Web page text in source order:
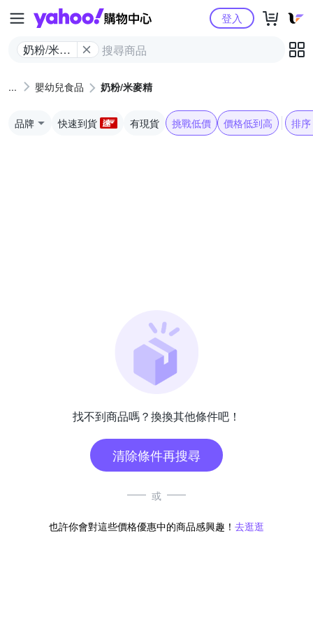
Yahoo購物中心
奶粉/米麥
登入
嬰幼兒食品 奶粉/米麥精
品牌 快速到貨 有現貨 挑戰低價 價格低到高 排序
找不到商品嗎？換換其他條件吧！
清除條件再搜尋
或
也許你會對這些價格優惠中的商品感興趣！ 去逛逛